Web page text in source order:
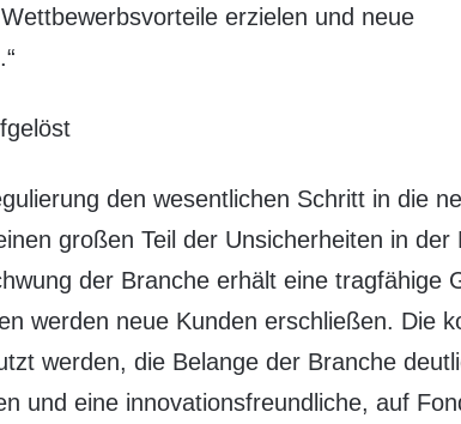
erzielen und neue
den wesentlichen Schritt in die
großen Teil der Unsicherheiten in der
der Branche erhält eine tragfähige
werden neue Kunden erschließen. Die
werden, die Belange der Branche
und eine innovationsfreundliche, auf